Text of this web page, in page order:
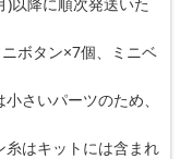
ボタン×7個、ミニベ
さいパーツのため、
はキットには含まれ